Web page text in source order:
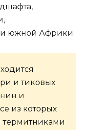
южной Африки.
и тиковых
и
из которых